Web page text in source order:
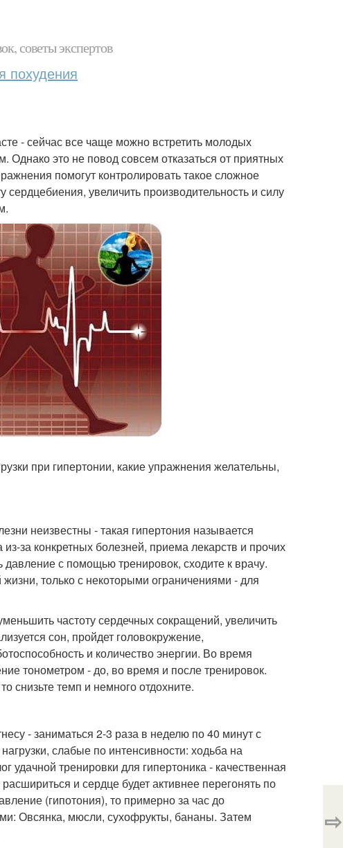
советы экспертов
похудения
- сейчас все чаще можно встретить молодых
это не повод совсем отказаться от приятных
помогут контролировать такое сложное
увеличить производительность и силу
при гипертонии, какие упражнения желательны,
неизвестны - такая гипертония называется
за конкретных болезней, приема лекарств и прочих
с помощью тренировок, сходите к врачу.
только с некоторыми ограничениями - для
частоту сердечных сокращений, увеличить
сон, пройдет головокружение,
и количество энергии. Во время
тонометром - до, во время и после тренировок.
снизьте темп и немного отдохните.
- заниматься 2-3 раза в неделю по 40 минут с
слабые по интенсивности: ходьба на
удачной тренировки для гипертоника - качественная
и сердце будет активнее перегонять по
(гипотония), то примерно за час до
Овсянка, мюсли, сухофрукты, бананы. Затем
⇨